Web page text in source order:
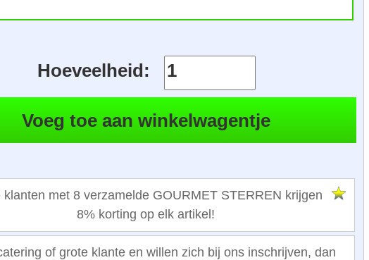
Hoeveelheid:
klanten met 8 verzamelde GOURMET STERREN krijgen
8% korting op elk artikel!
of grote klante en willen zich bij ons inschrijven, dan